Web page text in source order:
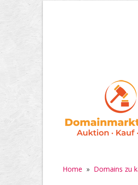
Home » Domains zu